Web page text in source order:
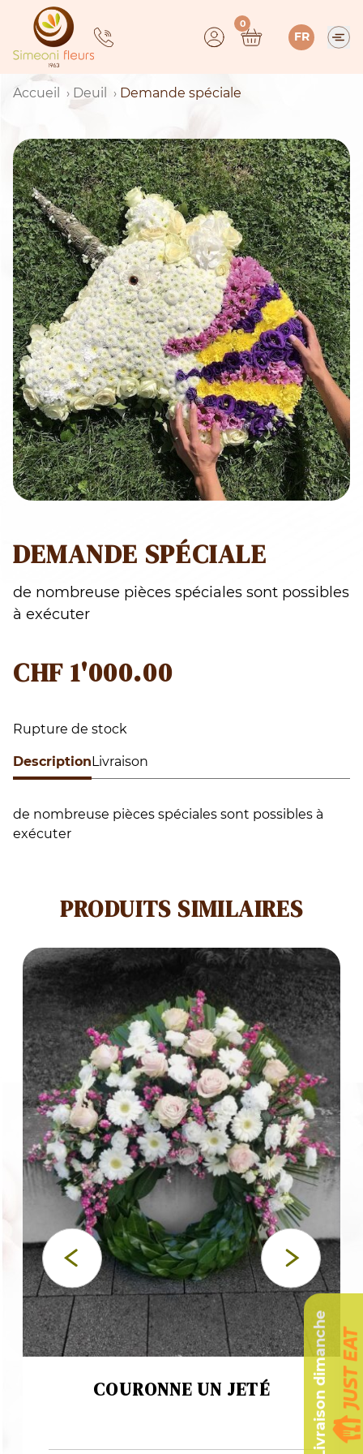
content
0
FR
Accueil Deuil Demande spéciale
DescriptionLivraison
de nombreuse pièces spéciales sont possibles à
exécuter
DEMANDE SPÉCIALE
de nombreuse pièces spéciales sont possibles
à exécuter
CHF 1'000.00
Rupture de stock
PRODUITS SIMILAIRES
COURONNE UN JETÉ Livraison dimanche